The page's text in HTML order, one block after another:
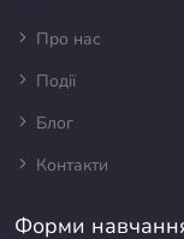
Про нас
Події
Блог
Контакти
Форми